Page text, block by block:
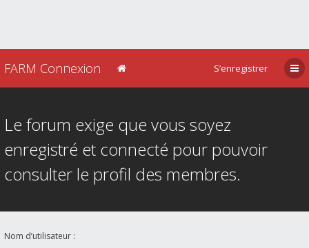
FARM Connexion S’enregistrer
Le forum exige que vous soyez
enregistré et connecté pour pouvoir
consulter le profil des membres.
Nom d’utilisateur :